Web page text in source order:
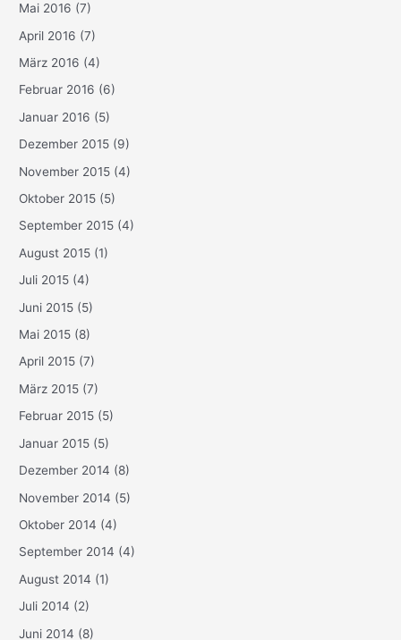
Mai 2016 (7)
April 2016 (7)
März 2016 (4)
Februar 2016 (6)
Januar 2016 (5)
Dezember 2015 (9)
November 2015 (4)
Oktober 2015 (5)
September 2015 (4)
August 2015 (1)
Juli 2015 (4)
Juni 2015 (5)
Mai 2015 (8)
April 2015 (7)
März 2015 (7)
Februar 2015 (5)
Januar 2015 (5)
Dezember 2014 (8)
November 2014 (5)
Oktober 2014 (4)
September 2014 (4)
August 2014 (1)
Juli 2014 (2)
Juni 2014 (8)